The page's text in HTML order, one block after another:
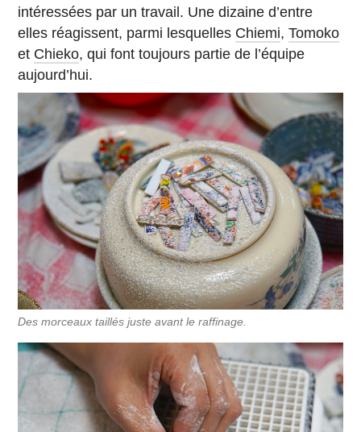
intéressées par un travail. Une dizaine d’entre
elles réagissent, parmi lesquelles Chiemi,Tomoko
et Chieko, qui font toujours partie de l’équipe
aujourd’hui.
Des morceaux taillés juste avant le raffinage.